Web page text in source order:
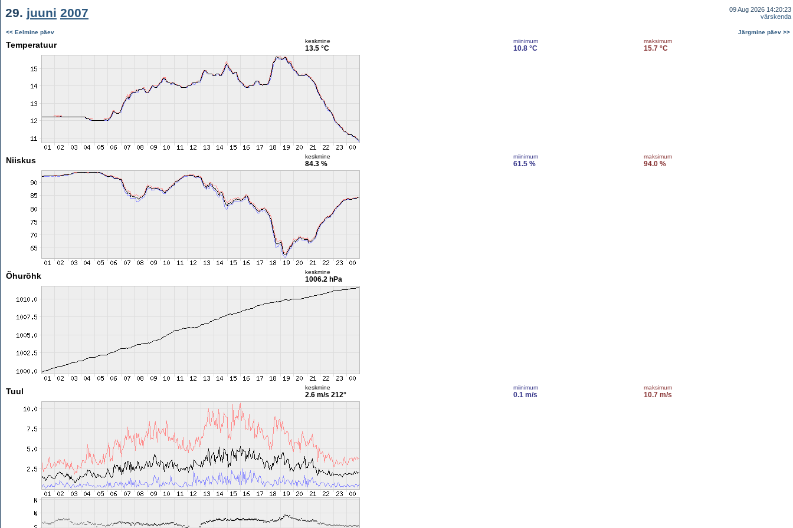
29. juuni 2007
09 Aug 2026 14:20:23
värskenda
<< Eelmine päev Järgmine päev >>
Temperatuur keskmine
13.5 °C
miinimum
10.8 °C
maksimum
15.7 °C
Niiskus keskmine
84.3 %
miinimum
61.5 %
maksimum
94.0 %
Õhurõhk keskmine
1006.2 hPa
Tuul keskmine
2.6 m/s 212°
miinimum
0.1 m/s
maksimum
10.7 m/s